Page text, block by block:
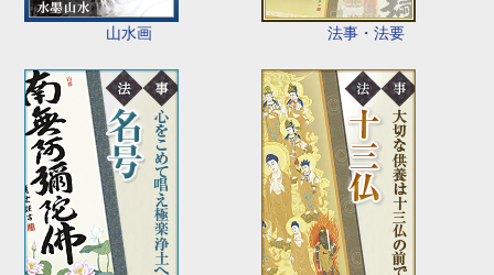
山水画 法事・法要